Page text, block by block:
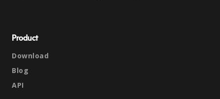
Product
Download
Blog
API